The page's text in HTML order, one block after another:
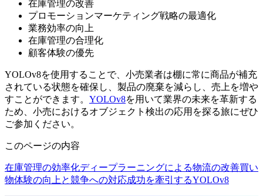
在庫管理の改善
プロモーションマーケティング戦略の最適化
業務効率の向上
在庫管理の合理化
顧客体験の優先
YOLOv8を使用することで、小売業者は棚に常に商品が補充
されている状態を確保し、製品の廃棄を減らし、売上を増や
すことができます。 YOLOv8を用いて業界の未来を革新する
ため、小売におけるオブジェクト検出の応用を探る旅にぜひ
ご参加ください。
このページの内容
在庫管理の効率化ディープラーニングによる物流の改善買い
物体験の向上と競争への対応成功を牽引するYOLOv8